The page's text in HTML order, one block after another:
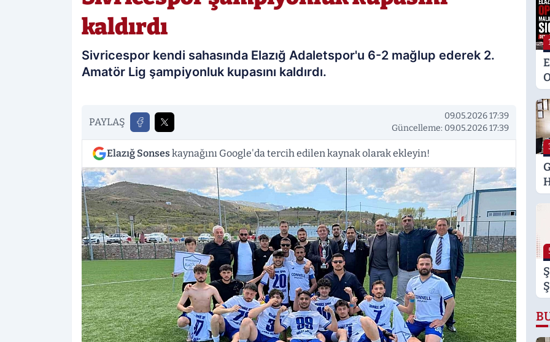
kaldırdı
Sivricespor kendi sahasında Elazığ Adaletspor'u 6-2 mağlup ederek 2.
Amatör Lig şampiyonluk kupasını kaldırdı.
PAYLAŞ
09.05.2026 17:39
Güncelleme: 09.05.2026 17:39
Elazığ Sonses kaynağını Google'da tercih edilen kaynak olarak ekleyin!